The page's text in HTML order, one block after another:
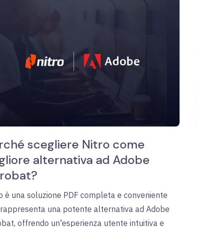
scegliere Nitro come
alternativa ad Adobe
è una soluzione PDF completa e conveniente
una potente alternativa ad Adobe
offrendo un'esperienza utente intuitiva e